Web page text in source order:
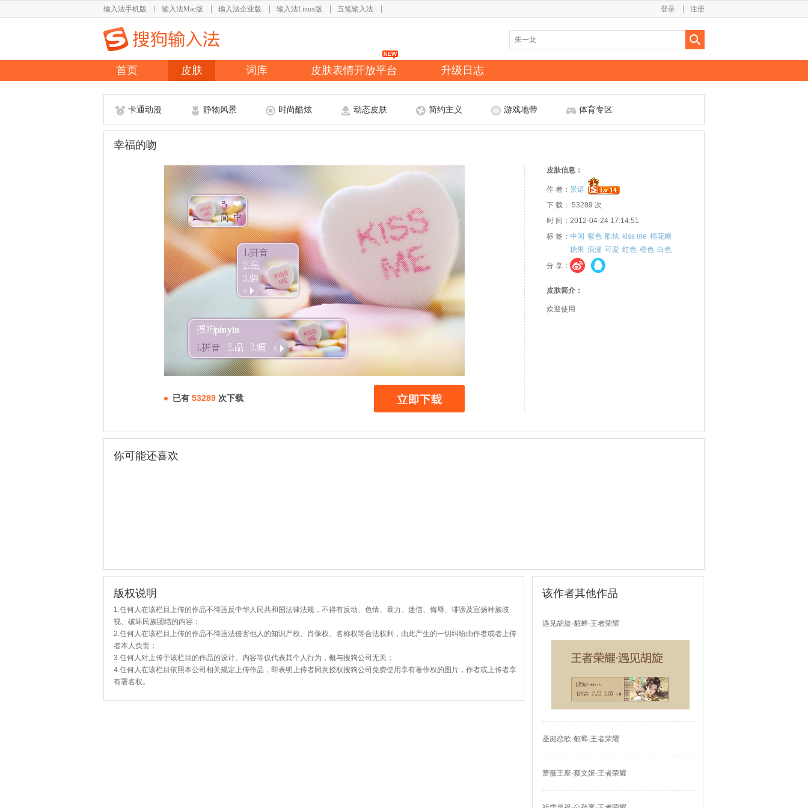
输入法手机版 输入法Mac版 输入法企业版 输入法Linux版 五笔输入法 注册
登录
首页 皮肤 词库 皮肤表情开放平台 升级日志
卡通动漫 静物风景 时尚酷炫 动态皮肤 简约主义 游戏地带 体育专区
幸福的吻
已有 53289 次下载
皮肤信息：
作 者： 景诺
下 载： 53289 次
时 间：2012-04-24 17:14:51
标 签： 中国 紫色 酷炫 kiss me 棉花糖
糖果 浪漫 可爱 红色 橙色 白色
分 享：
皮肤简介：
欢迎使用
你可能还喜欢
版权说明
1.任何人在该栏目上传的作品不得违反中华人民共和国法律法规，不得有反动、色情、暴力、迷信、侮辱、诽谤及宣扬种族歧
视、破坏民族团结的内容；
2.任何人在该栏目上传的作品不得违法侵害他人的知识产权、肖像权、名称权等合法权利，由此产生的一切纠纷由作者或者上传
者本人负责；
3.任何人对上传于该栏目的作品的设计、内容等仅代表其个人行为，概与搜狗公司无关；
4.任何人在该栏目依照本公司相关规定上传作品，即表明上传者同意授权搜狗公司免费使用享有著作权的图片，作者或上传者享
有署名权。
该作者其他作品
遇见胡旋·貂蝉·王者荣耀
圣诞恋歌·貂蝉·王者荣耀
蔷薇王座·蔡文姬·王者荣耀